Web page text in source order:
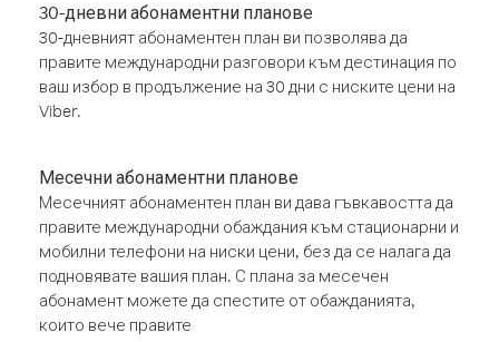
30-дневни абонаментни планове
30-дневният абонаментен план ви позволява да
правите международни разговори към дестинация по
ваш избор в продължение на 30 дни с ниските цени на
Viber.
Месечни абонаментни планове
Месечният абонаментен план ви дава гъвкавостта да
правите международни обаждания към стационарни и
мобилни телефони на ниски цени, без да се налага да
подновявате вашия план. С плана за месечен
абонамент можете да спестите от обажданията,
които вече правите